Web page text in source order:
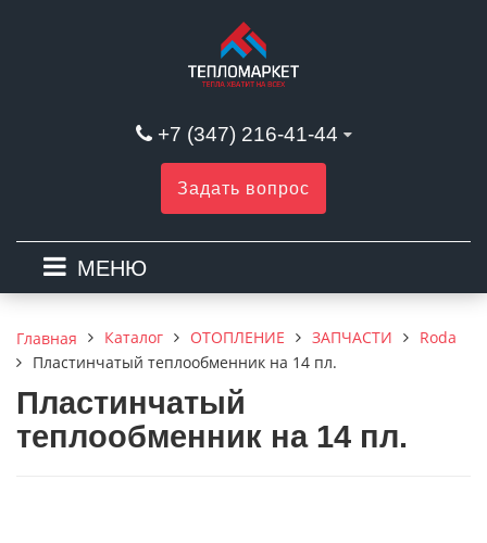
+7 (347) 216-41-44
Задать вопрос
МЕНЮ
Главная Каталог ОТОПЛЕНИЕ ЗАПЧАСТИ
Roda
Пластинчатый теплообменник на 14 пл.
Пластинчатый
теплообменник на 14 пл.